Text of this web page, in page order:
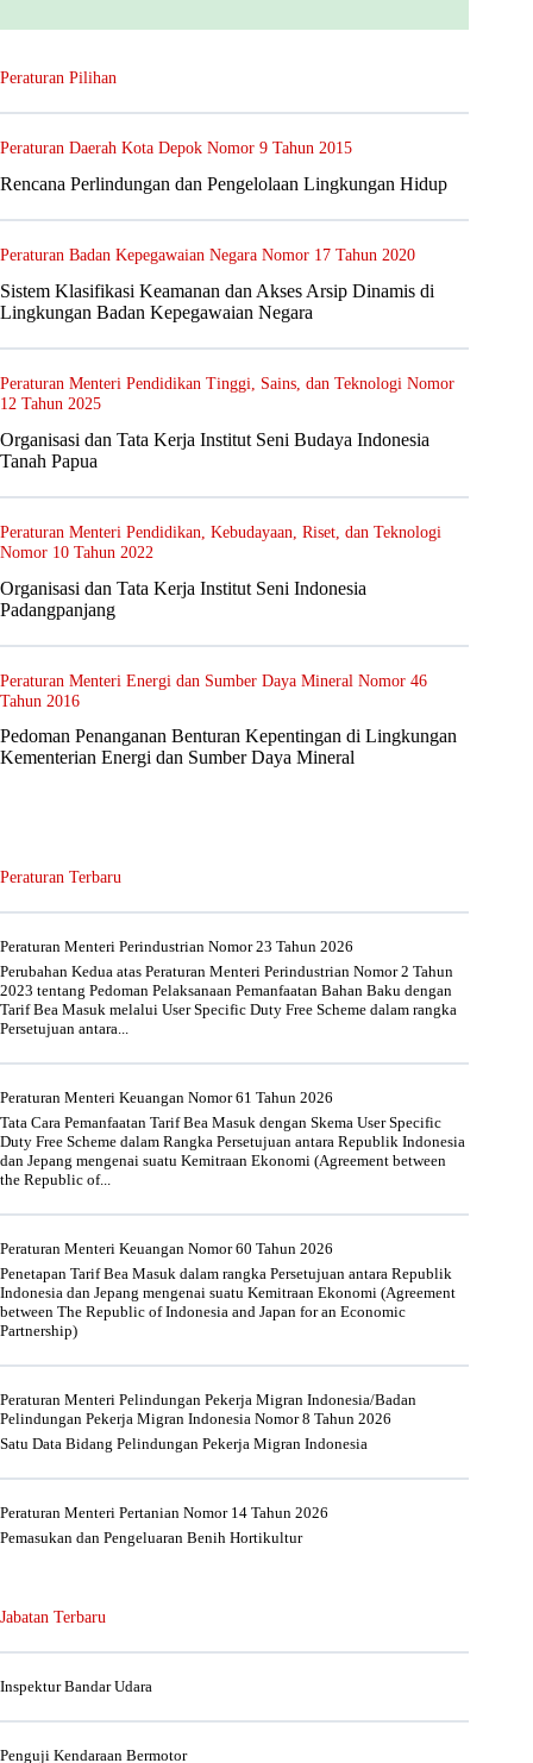
Peraturan Pilihan
Peraturan Daerah Kota Depok Nomor 9 Tahun 2015
Rencana Perlindungan dan Pengelolaan Lingkungan Hidup
Peraturan Badan Kepegawaian Negara Nomor 17 Tahun 2020
Sistem Klasifikasi Keamanan dan Akses Arsip Dinamis di
Lingkungan Badan Kepegawaian Negara
Peraturan Menteri Pendidikan Tinggi, Sains, dan Teknologi Nomor
12 Tahun 2025
Organisasi dan Tata Kerja Institut Seni Budaya Indonesia
Tanah Papua
Peraturan Menteri Pendidikan, Kebudayaan, Riset, dan Teknologi
Nomor 10 Tahun 2022
Organisasi dan Tata Kerja Institut Seni Indonesia
Padangpanjang
Peraturan Menteri Energi dan Sumber Daya Mineral Nomor 46
Tahun 2016
Pedoman Penanganan Benturan Kepentingan di Lingkungan
Kementerian Energi dan Sumber Daya Mineral
Peraturan Terbaru
Peraturan Menteri Perindustrian Nomor 23 Tahun 2026
Perubahan Kedua atas Peraturan Menteri Perindustrian Nomor 2 Tahun
2023 tentang Pedoman Pelaksanaan Pemanfaatan Bahan Baku dengan
Tarif Bea Masuk melalui User Specific Duty Free Scheme dalam rangka
Persetujuan antara...
Peraturan Menteri Keuangan Nomor 61 Tahun 2026
Tata Cara Pemanfaatan Tarif Bea Masuk dengan Skema User Specific
Duty Free Scheme dalam Rangka Persetujuan antara Republik Indonesia
dan Jepang mengenai suatu Kemitraan Ekonomi (Agreement between
the Republic of...
Peraturan Menteri Keuangan Nomor 60 Tahun 2026
Penetapan Tarif Bea Masuk dalam rangka Persetujuan antara Republik
Indonesia dan Jepang mengenai suatu Kemitraan Ekonomi (Agreement
between The Republic of Indonesia and Japan for an Economic
Partnership)
Peraturan Menteri Pelindungan Pekerja Migran Indonesia/Badan
Pelindungan Pekerja Migran Indonesia Nomor 8 Tahun 2026
Satu Data Bidang Pelindungan Pekerja Migran Indonesia
Peraturan Menteri Pertanian Nomor 14 Tahun 2026
Pemasukan dan Pengeluaran Benih Hortikultur
Jabatan Terbaru
Inspektur Bandar Udara
Penguji Kendaraan Bermotor